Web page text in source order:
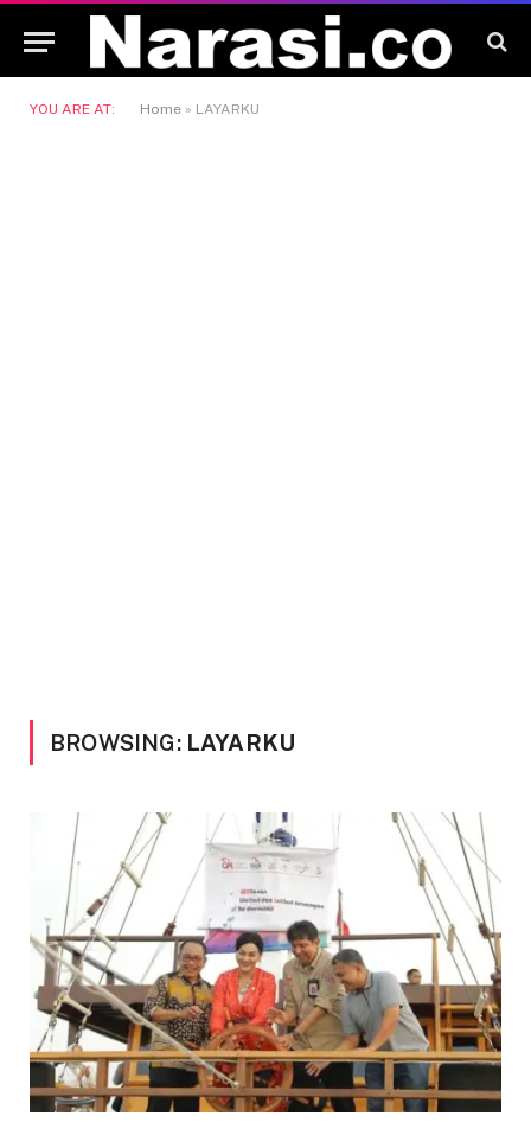
YOU ARE AT: Home » LAYARKU
BROWSING: LAYARKU